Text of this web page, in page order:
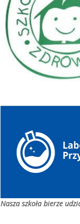
Nasza szkoła bierze